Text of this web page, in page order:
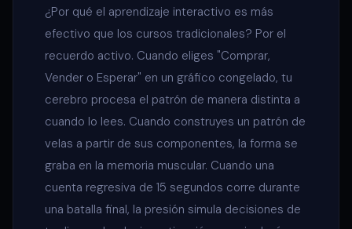
¿Por qué el aprendizaje interactivo es más
efectivo que los cursos tradicionales? Por el
recuerdo activo. Cuando eliges "Comprar,
Vender o Esperar" en un gráfico congelado, tu
cerebro procesa el patrón de manera distinta a
cuando lo lees. Cuando construyes un patrón de
velas a partir de sus componentes, la forma se
graba en la memoria muscular. Cuando una
cuenta regresiva de 15 segundos corre durante
una batalla final, la presión simula decisiones de